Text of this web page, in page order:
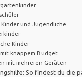
und Jugendliche
Kinder
knappem Budget
mit mehreren Geräten
So findest du die